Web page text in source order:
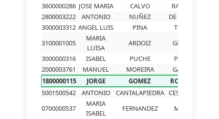
3600000286 JOSE MARIA CALVO
RAPADO
2800003222
ANTONIO NUÑEZ
DE LA OSA
3000003312 ANGEL LUIS PINA
TEROL
3100001005
MARIA
LUISA
ARDOIZ
GRACIA
3000000316
ISABEL PUCHE
PALAO
2000003761
MANUEL MOREIRA
GARCIA
1800000115
JORGE GOMEZ
ROLDAN
5001500542
ANTONIO CANTALAPIEDRA CESTEROS
0700000537
MARIA
ISABEL
FERNANDEZ MATAS